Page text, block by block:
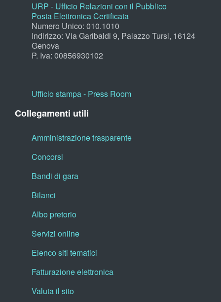
URP - Ufficio Relazioni con il Pubblico
Posta Elettronica Certificata
Numero Unico: 010.1010
Indirizzo: Via Garibaldi 9, Palazzo Tursi, 16124
Genova
P. Iva: 00856930102
Ufficio stampa - Press Room
Collegamenti utili
Amministrazione trasparente
Concorsi
Bandi di gara
Bilanci
Albo pretorio
Servizi online
Elenco siti tematici
Fatturazione elettronica
Valuta il sito